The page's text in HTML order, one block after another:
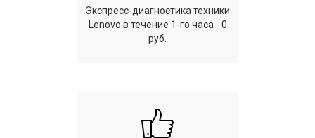
Экспресс-диагностика техники
Lenovo в течение 1-го часа - 0
руб.